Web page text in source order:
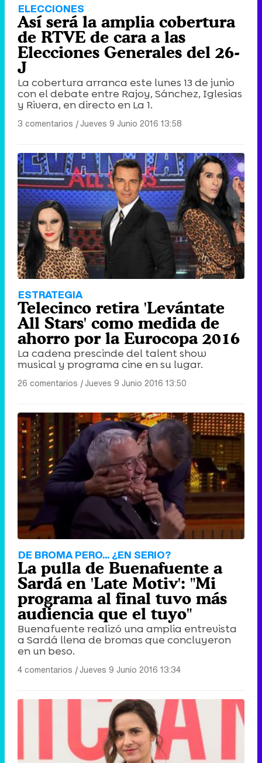
ELECCIONES
Así será la amplia cobertura
de RTVE de cara a las
Elecciones Generales del 26-
J
La cobertura arranca este lunes 13 de junio
con el debate entre Rajoy, Sánchez, Iglesias
y Rivera, en directo en La 1.
3 comentarios |Jueves 9 Junio 2016 13:58
ESTRATEGIA
Telecinco retira 'Levántate
All Stars' como medida de
ahorro por la Eurocopa 2016
La cadena prescinde del talent show
musical y programa cine en su lugar.
26 comentarios |Jueves 9 Junio 2016 13:50
DE BROMA PERO... ¿EN SERIO?
La pulla de Buenafuente a
Sardá en 'Late Motiv': "Mi
programa al final tuvo más
audiencia que el tuyo"
Buenafuente realizó una amplia entrevista
a Sardá llena de bromas que concluyeron
en un beso.
4 comentarios |Jueves 9 Junio 2016 13:34